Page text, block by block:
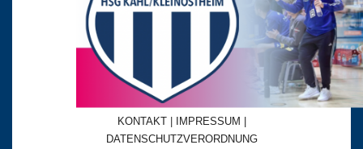
KONTAKT | IMPRESSUM |
DATENSCHUTZVERORDNUNG